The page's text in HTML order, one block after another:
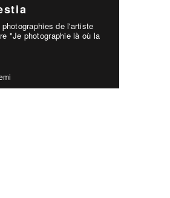
de l'artiste
"Je photographie là où la